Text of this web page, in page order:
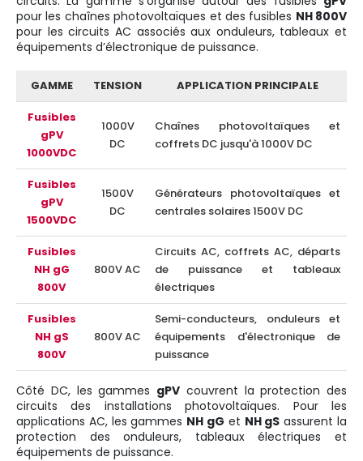
pour les chaînes photovoltaïques et des fusibles NH 800V
pour les circuits AC associés aux onduleurs, tableaux et
équipements d’électronique de puissance.
GAMME TENSION APPLICATION PRINCIPALE
Fusibles
gPV
1000VDC
1000V
DC
Chaînes photovoltaïques et
coffrets DC jusqu'à 1000V DC
Fusibles
gPV
1500VDC
1500V
DC
Générateurs photovoltaïques et
centrales solaires 1500V DC
Fusibles
NH gG
800V
800V AC
Circuits AC, coffrets AC, départs
de puissance et tableaux
électriques
Fusibles
NH gS
800V
800V AC
Semi-conducteurs, onduleurs et
équipements d'électronique de
puissance
Côté DC, les gammes gPV couvrent la protection des
circuits des installations photovoltaïques. Pour les
applications AC, les gammes NH gG et NH gS assurent la
protection des onduleurs, tableaux électriques et
équipements de puissance.